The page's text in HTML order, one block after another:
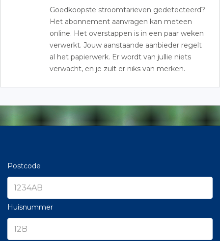
Goedkoopste stroomtarieven gedetecteerd?
Het abonnement aanvragen kan meteen
online. Het overstappen is in een paar weken
verwerkt. Jouw aanstaande aanbieder regelt
al het papierwerk. Er wordt van jullie niets
verwacht, en je zult er niks van merken.
Postcode
Huisnummer